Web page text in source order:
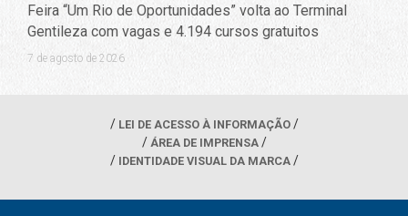
Feira “Um Rio de Oportunidades” volta ao Terminal
Gentileza com vagas e 4.194 cursos gratuitos
7 de agosto de 2026
LEI DE ACESSO À INFORMAÇÃO
ÁREA DE IMPRENSA
IDENTIDADE VISUAL DA MARCA